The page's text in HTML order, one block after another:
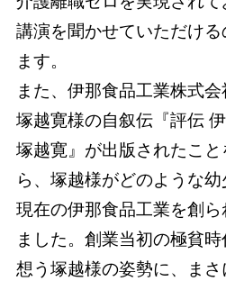
講演を聞かせていただけ
ます。
また、伊那食品工業株式
塚越寛様の自叙伝『評伝
塚越寛』が出版されたこ
ら、塚越様がどのような
現在の伊那食品工業を創
ました。創業当初の極貧
想う塚越様の姿勢に、ま